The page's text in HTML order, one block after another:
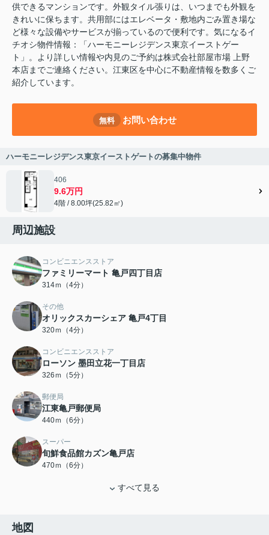
供できるマンションです。外観タイル張りは、いつまでも外観を
きれいに保ちます。共用部にはエレベータ・敷地内ごみ置き場な
ど様々な設備やサービスが揃っているので便利です。気になるイ
チオシ物件情報：「ハーモニーレジデンス東京イーストゲー
ト」。より詳しい情報や内見のご予約は株式会社部屋市場 上野
本店までご連絡ください。江東区を中心に不動産情報を数多くご
紹介しています。
無料 お問い合わせ
ハーモニーレジデンス東京イーストゲートの募集中物件
406
9.6万円
4階 / 8.00坪(25.82㎡)
周辺施設
コンビニエンスストア
ファミリーマート 亀戸四丁目店
314ｍ（4分）
その他
オリックスカーシェア 亀戸4丁目
320ｍ（4分）
コンビニエンスストア
ローソン 墨田立花一丁目店
326ｍ（5分）
郵便局
江東亀戸郵便局
440ｍ（6分）
スーパー
旬鮮食品館カズン亀戸店
470ｍ（6分）
すべて見る
地図